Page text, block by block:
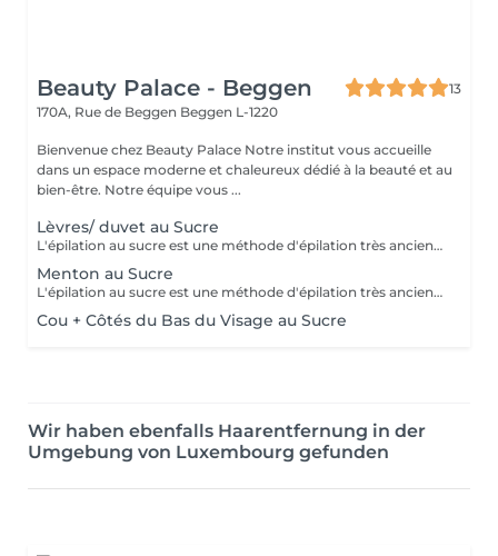
Beauty Palace - Beggen
13
170A, Rue de Beggen Beggen L-1220
Bienvenue chez Beauty Palace Notre institut vous accueille
dans un espace moderne et chaleureux dédié à la beauté et au
bien-être. Notre équipe vous ...
Lèvres/ duvet au Sucre
L'épilation au sucre est une méthode d'épilation très ancienne utilisée depuis 1900 av. JC. Composée d'eau, de jus de citron, de miel et de sucre. 100% naturelle elle à des propriétés exfoliantes. Idéale pour les poils courts, durs ou incarnés. La peau est plus douce et soyeuse.
Menton au Sucre
L'épilation au sucre est une méthode d'épilation très ancienne utilisée depuis 1900 av. JC. Composée d'eau, de jus de citron, de miel et de sucre. 100% naturelle elle à des propriétés exfoliantes. Idéale pour les poils courts, durs ou incarnés. La peau est plus douce et soyeuse.
Cou + Côtés du Bas du Visage au Sucre
Wir haben ebenfalls Haarentfernung in der
Umgebung von Luxembourg gefunden